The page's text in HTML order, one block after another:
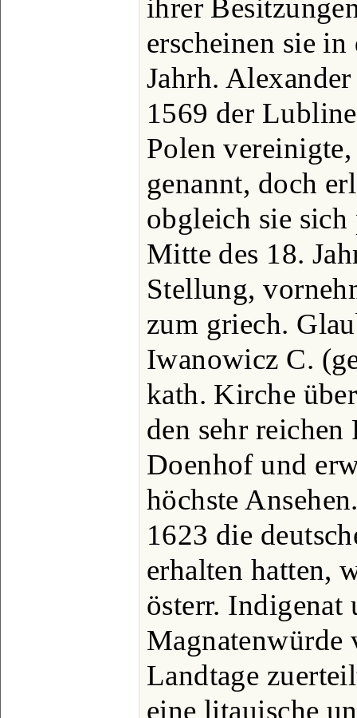
ihrer
erscheinen sie
Jahrh.
1569 der
Polen
genannt, doch
obgleich sie
Mitte des 18.
Stellung,
zum griech.
Iwanowicz C.
kath. Kirche
den sehr
Doenhof und
höchste
1623 die
erhalten hatten,
österr. Indigenat
Magnatenwürde
Landtage
eine litauische